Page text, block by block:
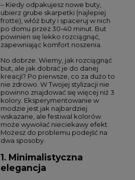
– Kiedy odpakujesz nowe buty,
ubierz grube skarpetki (najlepiej
frotte), włóż buty i spaceruj w nich
po domu przez 30-40 minut. But
powinien się lekko rozciągnąć,
zapewniając komfort noszenia.
No dobrze. Wiemy, jak rozciągnąć
but, ale jak dobrać je do danej
kreacji? Po pierwsze, co za dużo to
nie zdrowo. W Twojej stylizacji nie
powinno znajdować się więcej niż 3
kolory. Eksperymentowanie w
modzie jest jak najbardziej
wskazane, ale festiwal kolorów
może wywołać nieciekawy efekt.
Możesz do problemu podejść na
dwa sposoby.
1. Minimalistyczna
elegancja